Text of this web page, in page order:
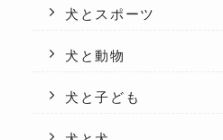
犬とスポーツ
犬と動物
犬と子ども